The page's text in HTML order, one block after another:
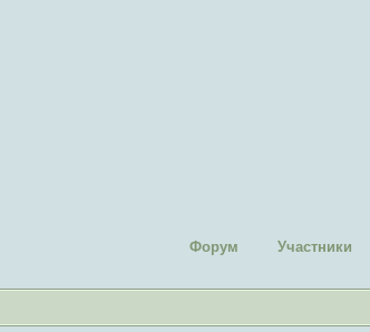
Форум Участники